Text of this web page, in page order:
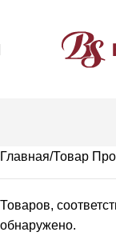
Главная Товар
Товаров,
обнаружено.